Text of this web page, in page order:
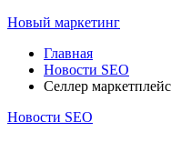
Новый маркетинг
Главная
Новости SEO
Селлер
Новости SEO